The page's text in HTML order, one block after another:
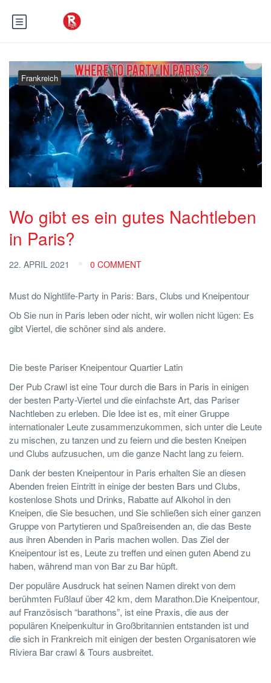
Frankreich
Wo gibt es ein gutes Nachtleben
in Paris?
22. APRIL 2021 0 COMMENT
Must do Nightlife-Party in Paris: Bars, Clubs und Kneipentour
Ob Sie nun in Paris leben oder nicht, wir wollen nicht lügen: Es
gibt Viertel, die schöner sind als andere.
Die beste Pariser Kneipentour Quartier Latin
Der Pub Crawl ist eine Tour durch die Bars in Paris in einigen
der besten Party-Viertel und die einfachste Art, das Pariser
Nachtleben zu erleben. Die Idee ist es, mit einer Gruppe
internationaler Leute zusammenzukommen, sich unter die Leute
zu mischen, zu tanzen und zu feiern und die besten Kneipen
und Clubs aufzusuchen, um die ganze Nacht lang zu feiern.
Dank der besten Kneipentour in Paris erhalten Sie an diesen
Abenden freien Eintritt in einige der besten Bars und Clubs,
kostenlose Shots und Drinks, Rabatte auf Alkohol in den
Kneipen, die Sie besuchen, und Sie schließen sich einer ganzen
Gruppe von Partytieren und Spaßreisenden an, die das Beste
aus ihren Abenden in Paris machen wollen. Das Ziel der
Kneipentour ist es, Leute zu treffen und einen guten Abend zu
haben, während man von Bar zu Bar hüpft.
Der populäre Ausdruck hat seinen Namen direkt von dem
berühmten Fußlauf über 42 km, dem Marathon.Die Kneipentour,
auf Französisch “barathons”, ist eine Praxis, die aus der
populären Kneipenkultur in Großbritannien entstanden ist und
die sich in Frankreich mit einigen der besten Organisatoren wie
Riviera Bar crawl & Tours ausbreitet.